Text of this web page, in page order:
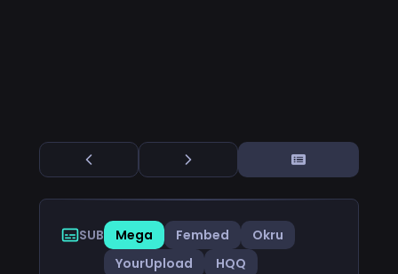
SUB Mega Fembed
Okru
YourUpload
HQQ